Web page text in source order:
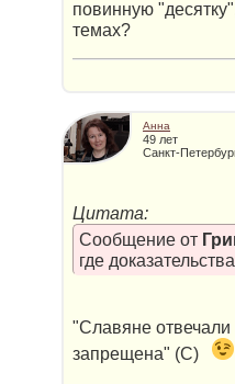
повинную
темах?
Анна
49 лет
Цитата:
Сообщение от
где
"Славяне
запрещена" (С)